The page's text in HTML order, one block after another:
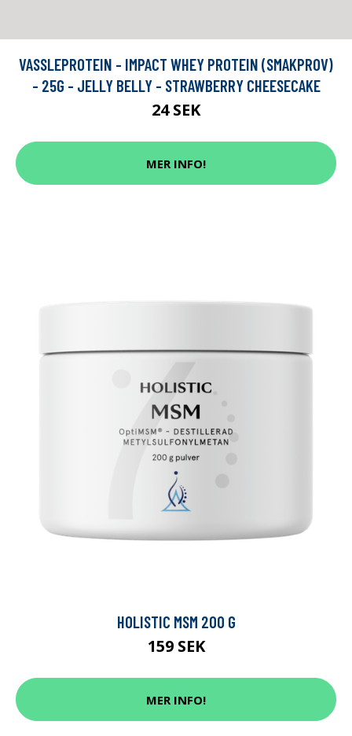
VASSLEPROTEIN - IMPACT WHEY PROTEIN (SMAKPROV)
- 25G - JELLY BELLY - STRAWBERRY CHEESECAKE
24 SEK
MER INFO!
HOLISTIC MSM 200 G
159 SEK
MER INFO!